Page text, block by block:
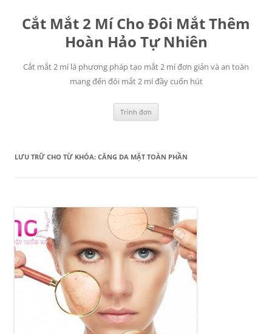
nội
dung
Cắt Mắt 2 Mí Cho Đôi Mắt Thêm
Hoàn Hảo Tự Nhiên
Cắt mắt 2 mí là phương pháp tạo mắt 2 mí đơn giản và an toàn
mang đến đôi mắt 2 mí đầy cuốn hút
Trình đơn
LƯU TRỮ CHO TỪ KHÓA: CĂNG DA MẶT TOÀN PHẦN